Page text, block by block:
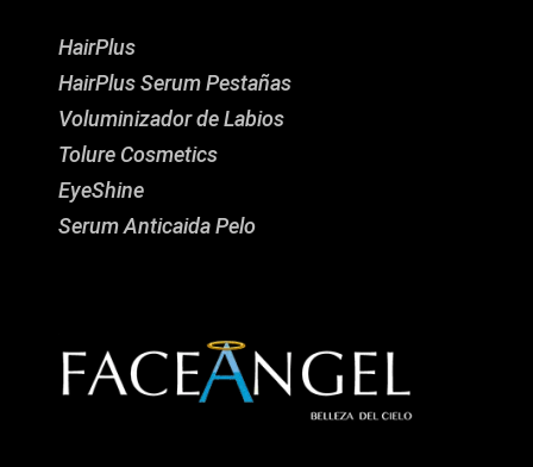
HairPlus
HairPlus Serum Pestañas
Voluminizador de Labios
Tolure Cosmetics
EyeShine
Serum Anticaida Pelo